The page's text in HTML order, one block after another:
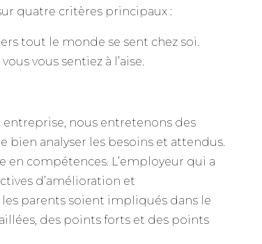
quatre critères principaux :
tout le monde se sent chez soi.
vous sentiez à l’aise.
entreprise, nous entretenons des
bien analyser les besoins et attendus.
en compétences. L’employeur qui a
d’amélioration et
les parents soient impliqués dans le
des points forts et des points